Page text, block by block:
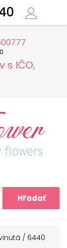
s IČO,
Hľadať
/ 6440